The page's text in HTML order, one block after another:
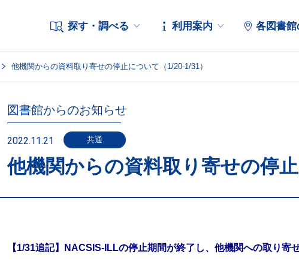
探す・調べる 利用案内 各図書館
他機関からの資料取り寄せの停止について（1/20-1/31）
他機関からの資料取り寄せの停
図書館からのお知らせ
2022.11.21 共通
【1/31追記】NACSIS-ILLの停止期間が終了し、他機関への取り寄